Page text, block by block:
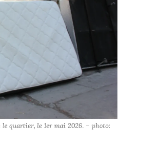
quartier, le 1er mai 2026. – photo: